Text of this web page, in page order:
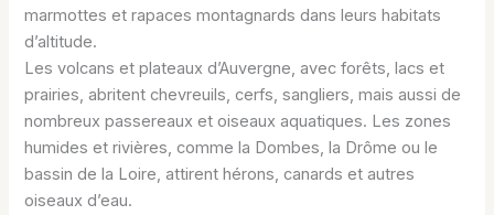
marmottes et rapaces montagnards dans leurs habitats
d’altitude.
Les volcans et plateaux d’Auvergne, avec forêts, lacs et
prairies, abritent chevreuils, cerfs, sangliers, mais aussi de
nombreux passereaux et oiseaux aquatiques. Les zones
humides et rivières, comme la Dombes, la Drôme ou le
bassin de la Loire, attirent hérons, canards et autres
oiseaux d’eau.